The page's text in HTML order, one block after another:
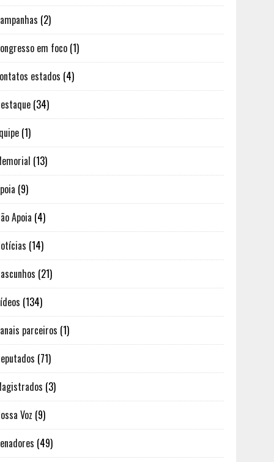
(2)
em foco (1)
estados (4)
(34)
(1)
(13)
(9)
Apoia (4)
(14)
(21)
(134)
parceiros (1)
(71)
(3)
Voz (9)
(49)